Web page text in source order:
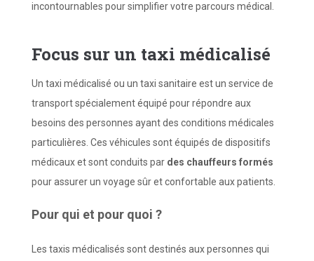
incontournables pour simplifier votre parcours médical.
Focus surun taxi médicalisé
Un taxi médicalisé ou un taxi sanitaire est un service de
transport spécialement équipé pour répondre aux
besoins des personnes ayant des conditions médicales
particulières. Ces véhicules sont équipés de dispositifs
médicaux et sont conduits par des chauffeurs formés
pour assurer un voyage sûr et confortable aux patients.
Pour qui et pour quoi ?
Les taxis médicalisés sont destinés aux personnes qui